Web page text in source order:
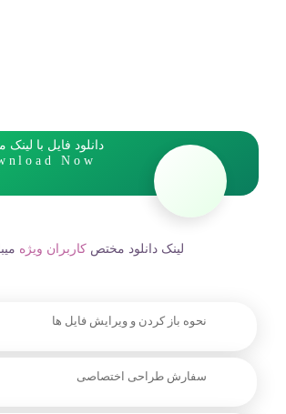
دانلود فایل با لینک
Now
لینک دانلود مختص کاربران ویژه
نحوه باز کردن و ویرایش فایل ها
سفارش طراحی اختصاصی